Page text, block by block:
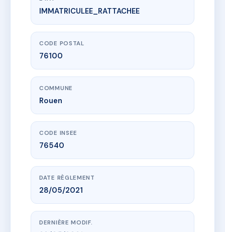
www.vme.plus/AG8912008
70 RUE MERIDIENNE
70 r meridienne
IMMATRICULEE_RATTACHEE
CODE POSTAL
76100
COMMUNE
Rouen
CODE INSEE
76540
DATE RÈGLEMENT
28/05/2021
DERNIÈRE MODIF.